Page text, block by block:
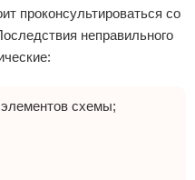
проконсультироваться со
неправильного
схемы;